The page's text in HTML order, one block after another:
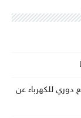
دوري للكهرباء عن